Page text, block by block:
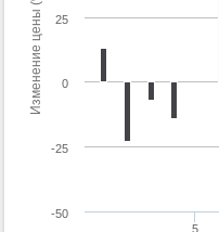
Изменение цены (%)
5
0
-50
-25
25